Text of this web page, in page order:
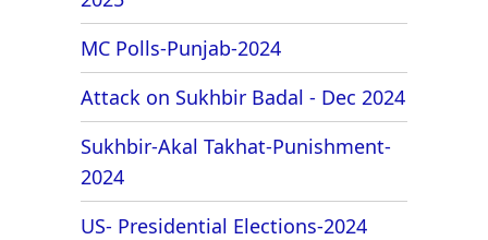
MC Polls-Punjab-2024
Attack on Sukhbir Badal - Dec 2024
Sukhbir-Akal Takhat-Punishment-
2024
US- Presidential Elections-2024